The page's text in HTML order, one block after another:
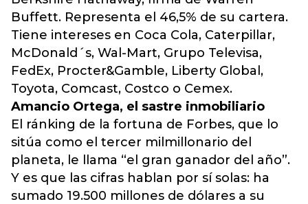
Buffett. Representa el 46,5% de su cartera.
Tiene intereses en Coca Cola, Caterpillar,
McDonald´s, Wal-Mart, Grupo Televisa,
FedEx, Procter&Gamble, Liberty Global,
Toyota, Comcast, Costco o Cemex.
Amancio Ortega, el sastre inmobiliario
El ránking de la fortuna de Forbes, que lo
sitúa como el tercer milmillonario del
planeta, le llama “el gran ganador del año”.
Y es que las cifras hablan por sí solas: ha
sumado 19.500 millones de dólares a su